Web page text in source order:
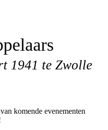
1941 te Zwolle
komende evenementen